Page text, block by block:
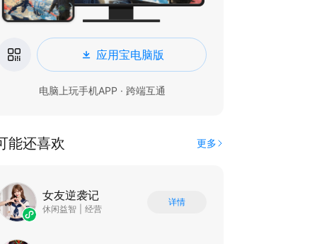
应用宝电脑版
电脑上玩手机APP · 跨端互通
能还喜欢 更多
女友逆袭记
休闲益智 经营
详情